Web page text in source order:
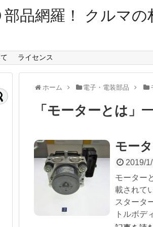
部品網羅！ クルマ
ライセンス
ホーム 電子・電装部品
「 モーターとは 」
モー
2019/
モーター
載されて
スタータ
トルボデ